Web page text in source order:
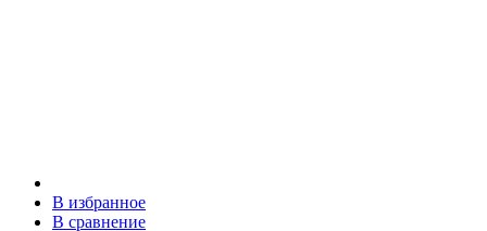
В избранное
В сравнение